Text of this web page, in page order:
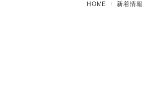
HOME 新着情報